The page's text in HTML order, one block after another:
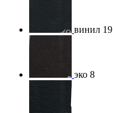
винил 19
эко 8